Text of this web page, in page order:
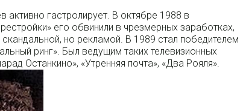
активно гастролирует. В октябре 1988 в
его обвинили в чрезмерных заработках,
но рекламой. В 1989 стал победителем
ринг». Был ведущим таких телевизионных
Останкино», «Утренняя почта», «Два Рояля».